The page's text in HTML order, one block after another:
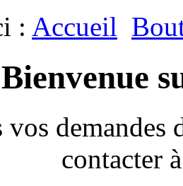
: Accueil
Bienvenue
vos
contacter